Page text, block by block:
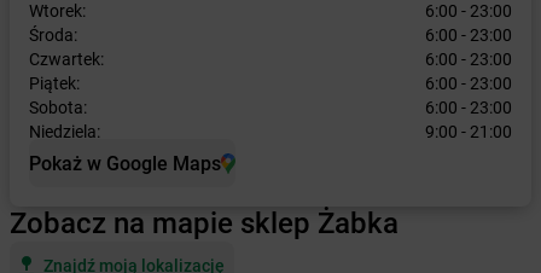
Wtorek:
6:00 - 23:00
Środa:
6:00 - 23:00
Czwartek:
6:00 - 23:00
Piątek:
6:00 - 23:00
Sobota:
6:00 - 23:00
Niedziela:
9:00 - 21:00
Pokaż w Google Maps
Zobacz na mapie sklep Żabka
Znajdź moją lokalizację